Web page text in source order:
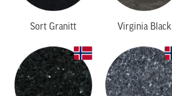
Sort Granitt Virginia Black